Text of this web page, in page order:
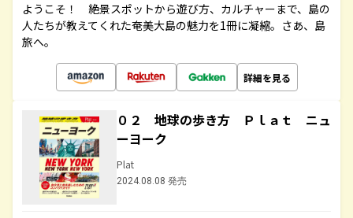
ようこそ！ 絶景スポットから遊び方、カルチャーまで、島の
人たちが教えてくれた奄美大島の魅力を1冊に凝縮。さあ、島
旅へ。
詳細を見る
０２ 地球の歩き方 Ｐｌａｔ ニュ
ーヨーク
Plat
2024.08.08 発売